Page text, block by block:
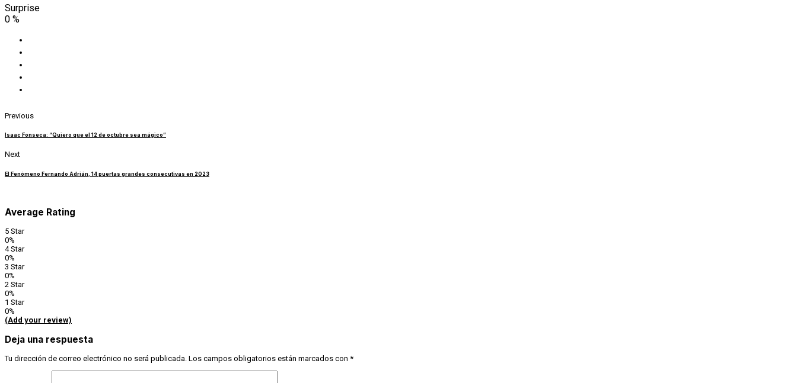
Surprise
0 %
Previous
Isaac Fonseca: “Quiero que el 12 de octubre sea mágico”
Next
El Fenómeno Fernando Adrián, 14 puertas grandes consecutivas en 2023
Average Rating
5 Star
0%
4 Star
0%
3 Star
0%
2 Star
0%
1 Star
0%
(Add your review)
Deja una respuesta
Tu dirección de correo electrónico no será publicada. Los campos obligatorios están marcados con *